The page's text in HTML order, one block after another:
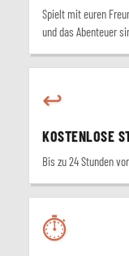
Spielt mit euren
und das Abenteuer
↩
KOSTENLOSE
Bis zu 24 Stunden
⏱